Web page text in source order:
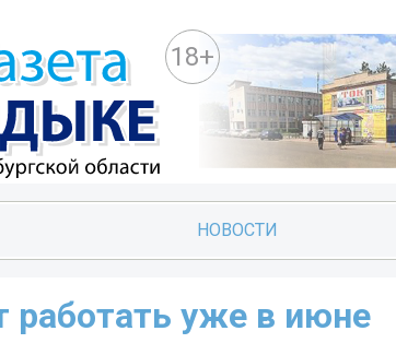
18+
НОВОСТИ
работать уже в июне